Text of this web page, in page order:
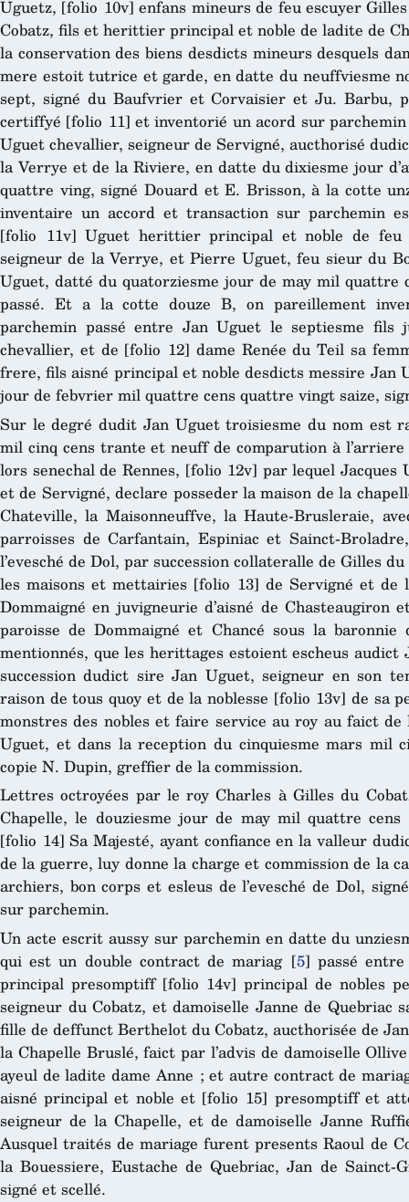
Uguetz, [folio 10v] enfans mineurs de feu escuyer
Cobatz, fils et herittier principal et noble de ladite de
la conservation des biens desdicts mineurs desquels
mere estoit tutrice et garde, en datte du neuffviesme
sept, signé du Baufvrier et Corvaisier et Ju. Barbu,
certiffyé [folio 11] et inventorié un acord sur
Uguet chevallier, seigneur de Servigné, aucthorisé
la Verrye et de la Riviere, en datte du dixiesme jour
quattre ving, signé Douard et E. Brisson, à la cotte
inventaire un accord et transaction sur parchemin
[folio 11v] Uguet herittier principal et noble de feu
seigneur de la Verrye, et Pierre Uguet, feu sieur du
Uguet, datté du quatorziesme jour de may mil quattre
passé. Et a la cotte douze B, on pareillement
parchemin passé entre Jan Uguet le septiesme fils
chevallier, et de [folio 12] dame Renée du Teil sa
frere, fils aisné principal et noble desdicts messire Jan
jour de febvrier mil quattre cens quattre vingt saize,
Sur le degré dudit Jan Uguet troisiesme du nom est
mil cinq cens trante et neuff de comparution à
lors senechal de Rennes, [folio 12v] par lequel
et de Servigné, declare posseder la maison de la
Chateville, la Maisonneuffve, la Haute-Brusleraie,
parroisses de Carfantain, Espiniac et Sainct-
l’evesché de Dol, par succession collateralle de Gilles
les maisons et mettairies [folio 13] de Servigné et de
Dommaigné en juvigneurie d’aisné de
paroisse de Dommaigné et Chancé sous la
mentionnés, que les herittages estoient escheus
succession dudict sire Jan Uguet, seigneur en son
raison de tous quoy et de la noblesse [folio 13v] de sa
monstres des nobles et faire service au roy au faict
Uguet, et dans la reception du cinquiesme mars mil
copie N. Dupin, greffier de la commission.
Lettres octroyées par le roy Charles à Gilles du
Chapelle, le douziesme jour de may mil quattre
[folio 14] Sa Majesté, ayant confiance en la valleur
de la guerre, luy donne la charge et commission de la
archiers, bon corps et esleus de l’evesché de Dol,
sur parchemin.
Un acte escrit aussy sur parchemin en datte du
qui est un double contract de mariag[5] passé
principal presomptiff [folio 14v] principal de nobles
seigneur du Cobatz, et damoiselle Janne de Quebriac
fille de deffunct Berthelot du Cobatz, aucthorisée de
la Chapelle Bruslé, faict par l’advis de damoiselle
ayeul de ladite dame Anne ; et autre contract de
aisné principal et noble et [folio 15] presomptiff et
seigneur de la Chapelle, et de damoiselle Janne
Ausquel traités de mariage furent presents Raoul de
la Bouessiere, Eustache de Quebriac, Jan de Sainct-
signé et scellé.